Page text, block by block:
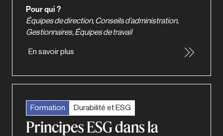
Pour qui ?
Équipes de direction, Conseils d’administration,
Gestionnaires, Équipes de travail
En savoir plus
Formation Durabilité et ESG
Principes ESG dans la